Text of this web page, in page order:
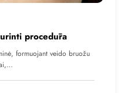
procedūra
formuojant veido bruožu